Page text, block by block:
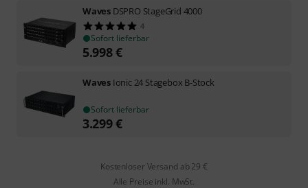
Waves DSPRO StageGrid 4000
4
Sofort lieferbar
5.998€
Waves Ionic 24 Stagebox B-Stock
Sofort lieferbar
3.299€
Kostenloser Versand ab 29 €
Alle Preise inkl. MwSt.